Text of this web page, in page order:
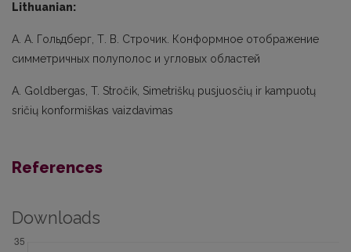
Lithuanian:
А. А. Гольдберг, Т. В. Строчик. Конформное отображение
симметричных полуполос и угловых областей
A. Goldbergas, T. Stročik, Simetriškų pusjuosčių ir kampuotų
sričių konformiškas vaizdavimas
References
Downloads